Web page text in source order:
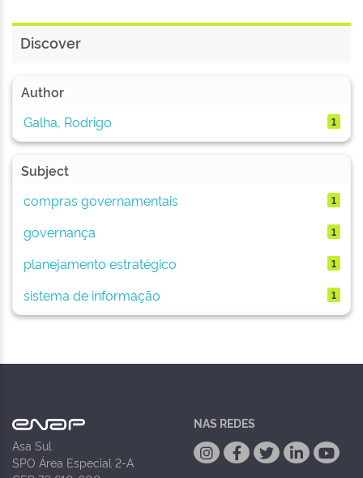
Discover
Author
Galha, Rodrigo
1
Subject
compras governamentais
1
governança 1
planejamento estratégico 1
sistema de informação 1
Asa Sul
SPO Área Especial 2-A
NAS REDES